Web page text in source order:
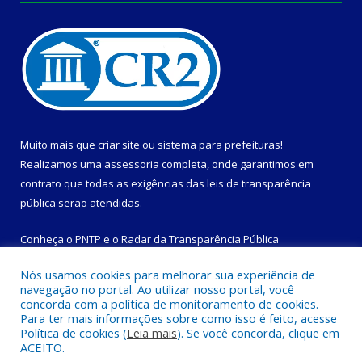
Muito mais que criar site ou sistema para prefeituras!
Realizamos uma assessoria completa, onde garantimos em
contrato que todas as exigências das leis de transparência
pública serão atendidas.
Conheça o PNTP e o Radar da Transparência Pública
Todos os direitos reservados a Prefeitura Municipal de
Magalhães Barata.
Nós usamos cookies para melhorar sua experiência de
navegação no portal. Ao utilizar nosso portal, você
concorda com a política de monitoramento de cookies.
Para ter mais informações sobre como isso é feito, acesse
Política de cookies (Leia mais). Se você concorda, clique em
ACEITO.